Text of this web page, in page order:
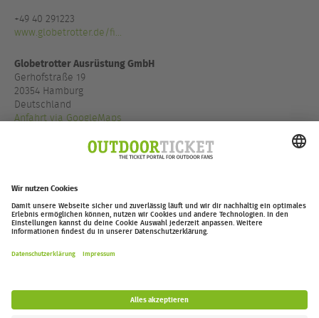
+49 40 291223
www.globetrotter.de/fi...
Globetrotter Ausrüstung GmbH
Gerhofstraße 19
20354 Hamburg
Deutschland
Anfahrt via GoogleMaps
+49 40 85500900
www.globetrotter.de/fi...
outdoor-ticket.net– Ein Projekt von